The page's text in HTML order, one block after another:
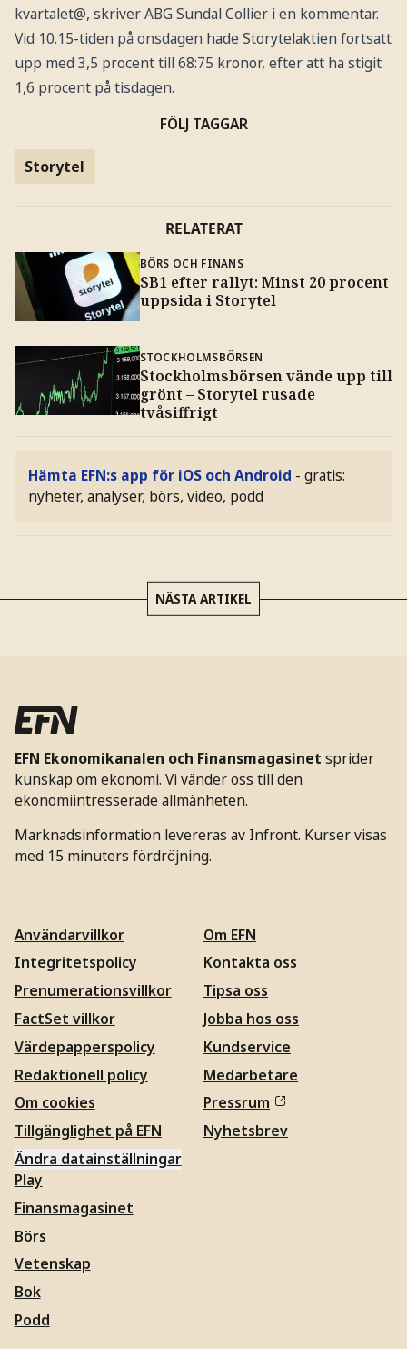
kvartalet@, skriver ABG Sundal Collier i en kommentar.
Vid 10.15-tiden på onsdagen hade Storytelaktien fortsatt
upp med 3,5 procent till 68:75 kronor, efter att ha stigit
1,6 procent på tisdagen.
FÖLJ TAGGAR
Storytel
RELATERAT
BÖRS OCH FINANS
SB1 efter rallyt: Minst 20 procent
uppsida i Storytel
STOCKHOLMSBÖRSEN
Stockholmsbörsen vände upp till
grönt – Storytel rusade
tvåsiffrigt
Hämta EFN:s app för iOS och Android - gratis:
nyheter, analyser, börs, video, podd
NÄSTA ARTIKEL
EFN Ekonomikanalen och Finansmagasinet sprider
kunskap om ekonomi. Vi vänder oss till den
ekonomiintresserade allmänheten.
Marknadsinformation levereras av Infront. Kurser visas
med 15 minuters fördröjning.
Användarvillkor
Integritetspolicy
Prenumerationsvillkor
FactSet villkor
Värdepapperspolicy
Redaktionell policy
Om cookies
Tillgänglighet på EFN
Ändra datainställningar
Om EFN
Kontakta oss
Tipsa oss
Jobba hos oss
Kundservice
Medarbetare
Pressrum
Nyhetsbrev
Play
Finansmagasinet
Börs
Vetenskap
Bok
Podd